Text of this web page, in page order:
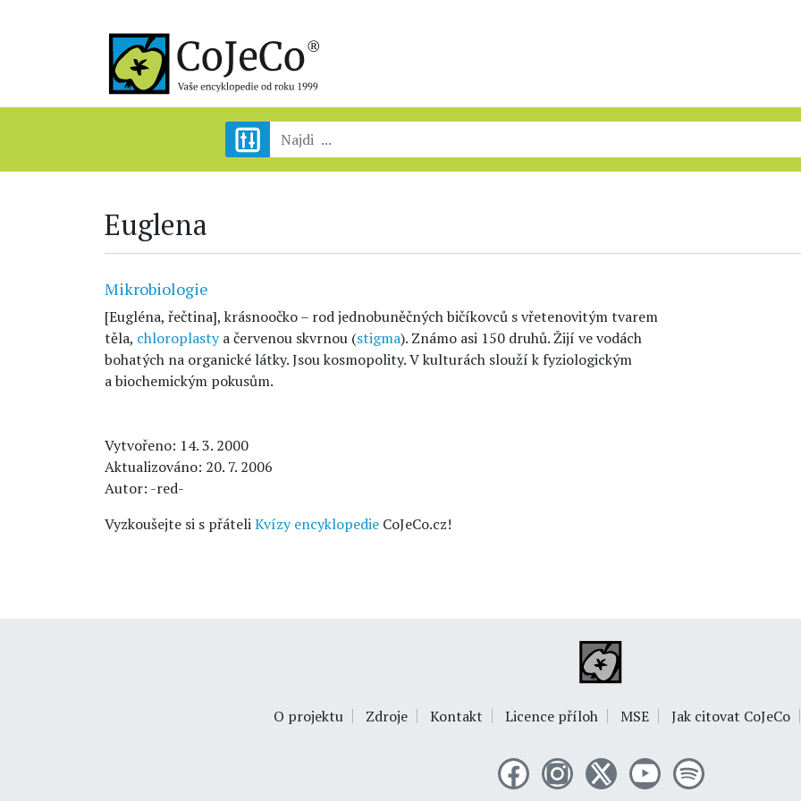
Euglena
Mikrobiologie
[Eugléna, řečtina], krásnoočko – rod jednobuněčných bičíkovců s vřetenovitým tvarem
těla, chloroplastya červenou skvrnou (stigma). Známo asi 150 druhů. Žijí ve vodách
bohatých na organické látky. Jsou kosmopolity. V kulturách slouží k fyziologickým
a biochemickým pokusům.
Vytvořeno: 14. 3. 2000
Aktualizováno: 20. 7. 2006
Autor: -red-
Vyzkoušejte si s přáteliKvízy encyklopedie CoJeCo.cz!
O projektu Zdroje Kontakt Licence příloh MSE Jak citovat CoJeCo